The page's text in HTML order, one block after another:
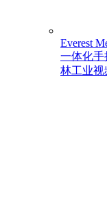
Everest
一体化手
林工业视